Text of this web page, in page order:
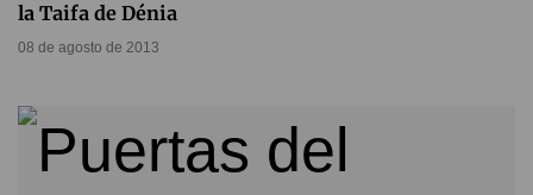
la Taifa de Dénia
08 de agosto de 2013